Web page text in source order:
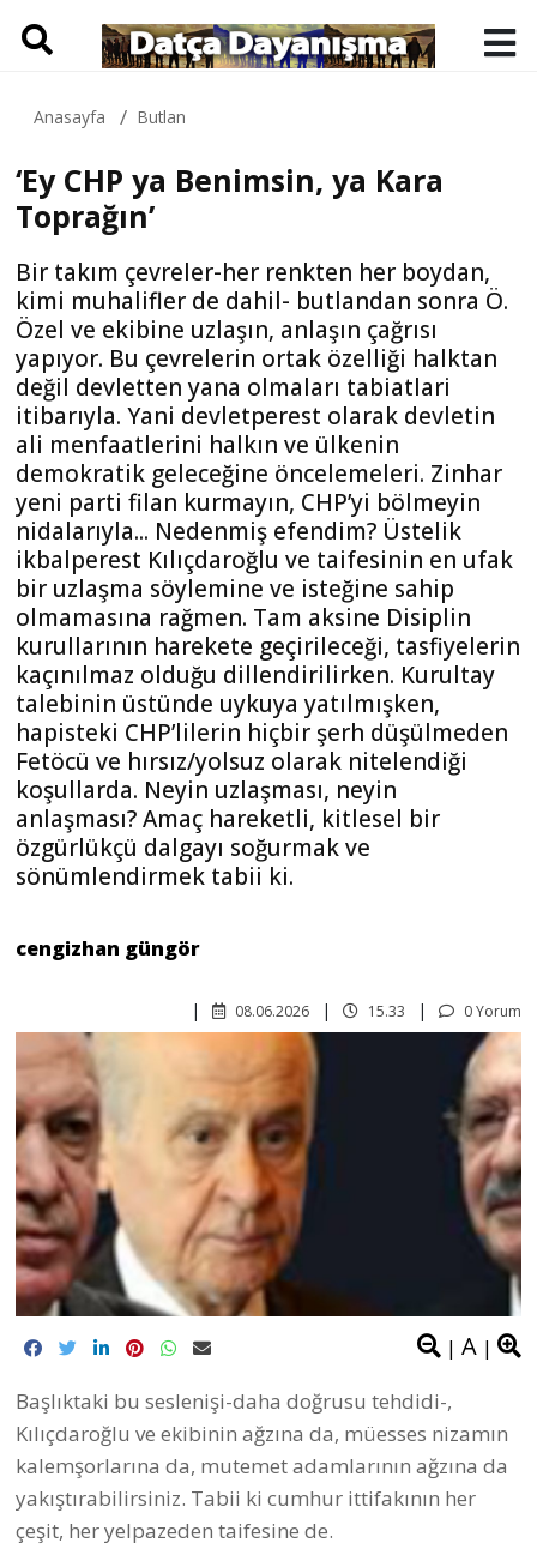
Anasayfa Butlan
‘Ey CHP ya Benimsin, ya Kara
Toprağın’
Bir takım çevreler-her renkten her boydan,
kimi muhalifler de dahil- butlandan sonra Ö.
Özel ve ekibine uzlaşın, anlaşın çağrısı
yapıyor. Bu çevrelerin ortak özelliği halktan
değil devletten yana olmaları tabiatlari
itibarıyla. Yani devletperest olarak devletin
ali menfaatlerini halkın ve ülkenin
demokratik geleceğine öncelemeleri. Zinhar
yeni parti filan kurmayın, CHP’yi bölmeyin
nidalarıyla... Nedenmiş efendim? Üstelik
ikbalperest Kılıçdaroğlu ve taifesinin en ufak
bir uzlaşma söylemine ve isteğine sahip
olmamasına rağmen. Tam aksine Disiplin
kurullarının harekete geçirileceği, tasfiyelerin
kaçınılmaz olduğu dillendirilirken. Kurultay
talebinin üstünde uykuya yatılmışken,
hapisteki CHP’lilerin hiçbir şerh düşülmeden
Fetöcü ve hırsız/yolsuz olarak nitelendiği
koşullarda. Neyin uzlaşması, neyin
anlaşması? Amaç hareketli, kitlesel bir
özgürlükçü dalgayı soğurmak ve
sönümlendirmek tabii ki.
cengizhan güngör
0 Yorum
15.33
08.06.2026
| A |
Başlıktaki bu seslenişi-daha doğrusu tehdidi-,
Kılıçdaroğlu ve ekibinin ağzına da, müesses nizamın
kalemşorlarına da, mutemet adamlarının ağzına da
yakıştırabilirsiniz. Tabii ki cumhur ittifakının her
çeşit, her yelpazeden taifesine de.